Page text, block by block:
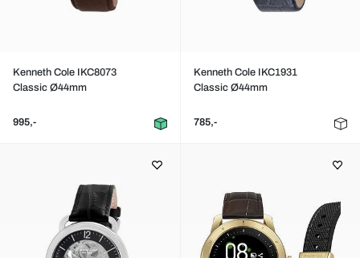
Kenneth Cole IKC8073
Classic Ø44mm
995,-
Kenneth Cole IKC1931
Classic Ø44mm
785,-